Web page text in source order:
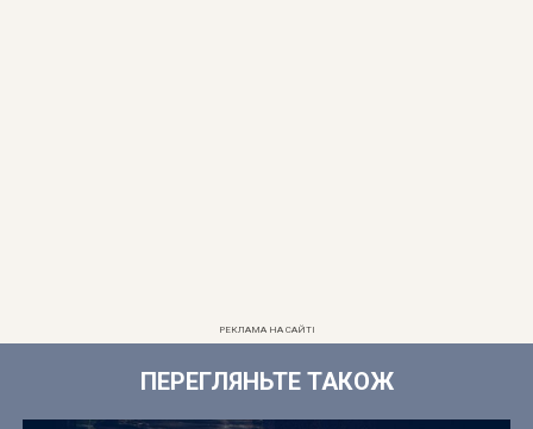
РЕКЛАМА НА САЙТІ
ПЕРЕГЛЯНЬТЕ ТАКОЖ